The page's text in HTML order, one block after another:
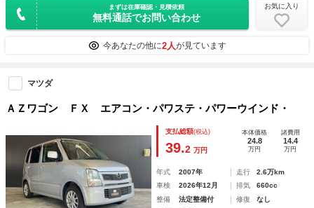
まずは在庫確認・見積依頼
無料通話でお問い合わせ
お気に入り
今あなたの他に2人が見ています
マツダ
ＡＺワゴン ＦＸ エアコン・パワステ・パワーウインド・
支払総額(税込)
39.2 万円
本体価格
24.8
万円
諸費用
14.4
万円
年式 2007年 走行
2.6万km
車検
2026年12月 排気
660cc
整備
法定整備付 修復
なし